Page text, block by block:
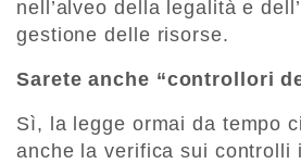
nell’alveo della legalità e
gestione delle risorse.
Sarete anche “controllori
Sì, la legge ormai da tempo
anche la verifica sui controlli